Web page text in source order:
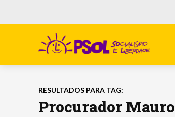
RESULTADOS PARA TAG:
Procurador Mauro